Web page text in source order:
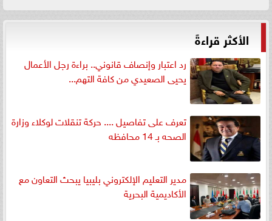
الأكثر قراءةً
رد اعتبار وإنصاف قانوني.. براءة رجل الأعمال
يحيى الصعيدي من كافة التهم...
تعرف على تفاصيل .... حركة تنقلات لوكلاء وزارة
الصحه بـ 14 محافظه
مدير التعليم الإلكتروني بليبيا يبحث التعاون مع
الأكاديمية البحرية